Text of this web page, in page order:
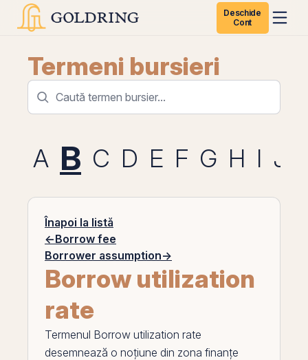
Deschide
Cont
Termeni bursieri
A B C D E F G H I J
Înapoi la listă
←Borrow fee
Borrower assumption→
Borrow utilization
rate
Termenul Borrow utilization rate
desemnează o noțiune din zona finanțe